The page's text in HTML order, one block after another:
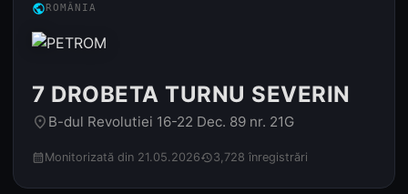
publicROMÂNIA
7 DROBETA TURNU SEVERIN
place B-dul Revolutiei 16-22 Dec. 89 nr. 21G
calendar_month Monitorizată din 21.05.2026history3,728 înregistrări